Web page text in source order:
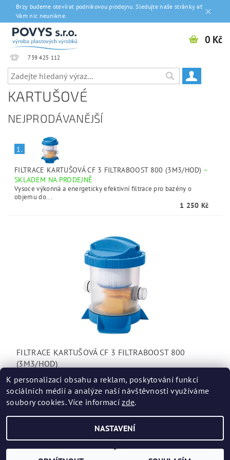
Brzy budeme otevírat podnikovou prodejnu. Sledujte naše stránky ať
Vám nic neunikne.
739 425 112
0 Kč
KARTUŠOVÉ
NEJPRODÁVANĚJŠÍ
1.
FILTRACE KARTUŠOVÁ CF 3 FILTRABOOST 800 (3M3/HOD) –
SKLADEM NA PRODEJNĚ
Vysoce výkonná a energeticky efektivní filtrace pro bazény o
objemu do...
1 250 Kč
FILTRACE KARTUŠOVÁ CF 3 FILTRABOOST 800
(3M3/HOD)
1 250 Kč
2026 ©bazenovehadice.cz, všechna práva vyhrazenaUpravit nastavení cookies
K personalizaci obsahu a reklam, poskytování funkcí
sociálních médií a analýze naší návštěvnosti využíváme
soubory cookies. Více informacízde.
NASTAVENÍ